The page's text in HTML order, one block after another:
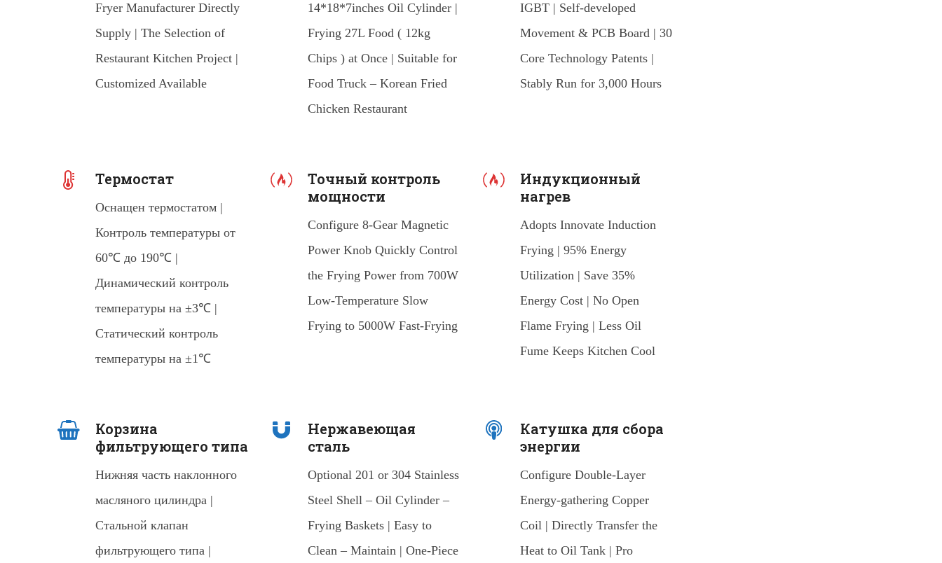
Fryer Manufacturer Directly
Supply | The Selection of
Restaurant Kitchen Project |
Customized Available
14*18*7inches Oil Cylinder |
Frying 27L Food ( 12kg
Chips ) at Once | Suitable for
Food Truck – Korean Fried
Chicken Restaurant
IGBT | Self-developed
Movement & PCB Board | 30
Core Technology Patents |
Stably Run for 3,000 Hours
Термостат
Оснащен термостатом |
Контроль температуры от
60℃ до 190℃ |
Динамический контроль
температуры на ±3℃ |
Статический контроль
температуры на ±1℃
Точный контроль
мощности
Configure 8-Gear Magnetic
Power Knob Quickly Control
the Frying Power from 700W
Low-Temperature Slow
Frying to 5000W Fast-Frying
Индукционный
нагрев
Adopts Innovate Induction
Frying | 95% Energy
Utilization | Save 35%
Energy Cost | No Open
Flame Frying | Less Oil
Fume Keeps Kitchen Cool
Корзина
фильтрующего типа
Нижняя часть наклонного
масляного цилиндра |
Стальной клапан
фильтрующего типа |
Нержавеющая
сталь
Optional 201 or 304 Stainless
Steel Shell – Oil Cylinder –
Frying Baskets | Easy to
Clean – Maintain | One-Piece
Катушка для сбора
энергии
Configure Double-Layer
Energy-gathering Copper
Coil | Directly Transfer the
Heat to Oil Tank | Pro